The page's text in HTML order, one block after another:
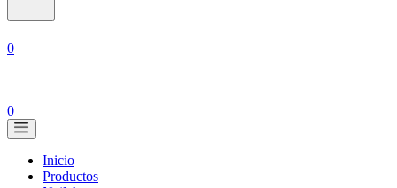
0
0
Inicio
Productos